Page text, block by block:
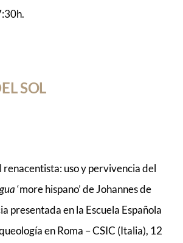
SOL
renacentista: uso y pervivencia del
‘more hispano’ de Johannes de
presentada en la Escuela Española
en Roma – CSIC (Italia), 12